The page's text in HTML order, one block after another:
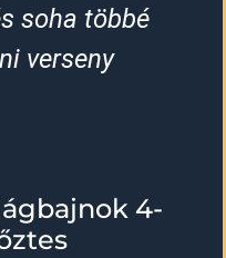
soha többé
verseny
4-